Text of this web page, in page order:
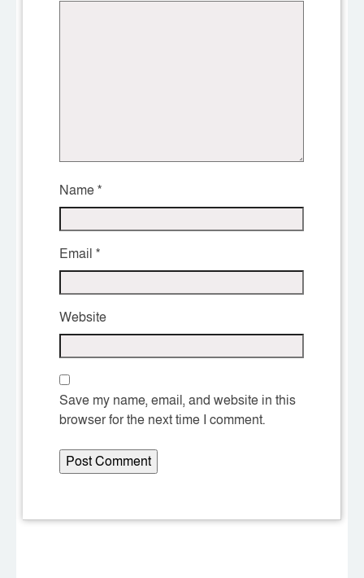
Name*
Email *
Website
Save my name, email, and website in this
browser for the next time I comment.